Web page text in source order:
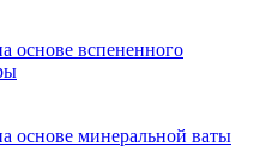
основе вспененного
основе минеральной ваты